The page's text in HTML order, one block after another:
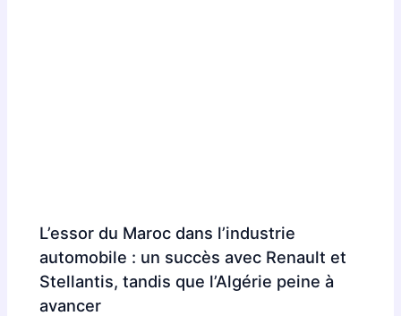
L’essor du Maroc dans l’industrie
automobile : un succès avec Renault et
Stellantis, tandis que l’Algérie peine à
avancer